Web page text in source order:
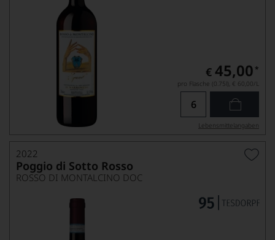
€ 45,00 *
pro Flasche (0.75l), € 60,00/L
Lebensmittel­angaben
2022
Poggio di Sotto Rosso
ROSSO DI MONTALCINO DOC